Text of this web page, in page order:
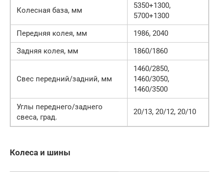
Колесная база, мм
5350+1300,
5700+1300
Передняя колея, мм
1986, 2040
Задняя колея, мм
1860/1860
Свес передний/задний, мм
1460/2850,
1460/3050,
1460/3500
Углы переднего/заднего
свеса, град.
20/13, 20/12, 20/10
Колеса и шины